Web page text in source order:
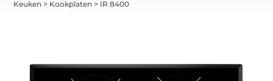
Keuken > Kookplaten > IR 8400